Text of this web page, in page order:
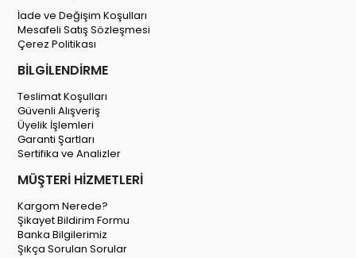
İade ve Değişim Koşulları
Mesafeli Satış Sözleşmesi
Çerez Politikası
BİLGİLENDİRME
Teslimat Koşulları
Güvenli Alışveriş
Üyelik İşlemleri
Garanti Şartları
Sertifika ve Analizler
MÜŞTERİ HİZMETLERİ
Kargom Nerede?
Şikayet Bildirim Formu
Banka Bilgilerimiz
Şıkça Sorulan Sorular